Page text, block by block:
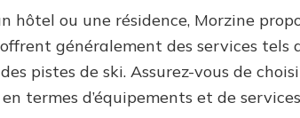
hôtel ou une résidence, Morzine
généralement des services tels
pistes de ski. Assurez-vous de
termes d’équipements et de